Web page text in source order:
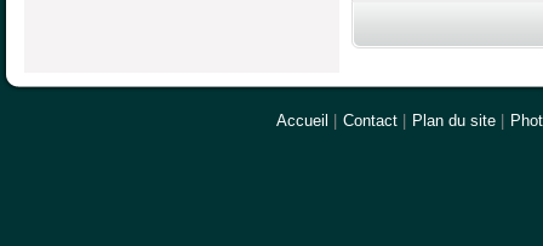
Accueil Contact Plan du site